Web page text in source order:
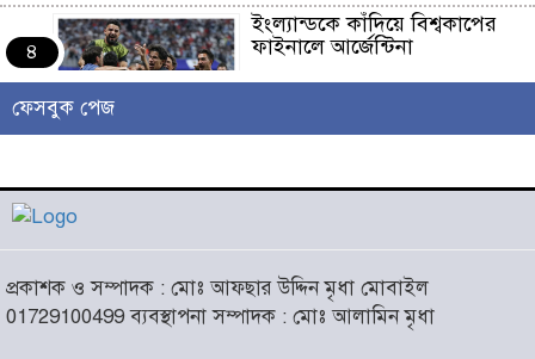
৪
ইংল্যান্ডকে কাঁদিয়ে বিশ্বকাপের
ফাইনালে আর্জেন্টিনা
৫
চরমোনাই
৬
আসন্ন বাকেরগঞ্জ পৌর নির্বাচনে
নারী কাউন্সিলর পদে দোয়া চাইলেন
বিএমএসএফ নেত্রী সাবরিনা
ফেসবুক পেজ
প্রকাশক ও সম্পাদক : মোঃ আফছার উদ্দিন মৃধা মোবাইল
01729100499 ব্যবস্থাপনা সম্পাদক : মোঃ আলামিন মৃধা